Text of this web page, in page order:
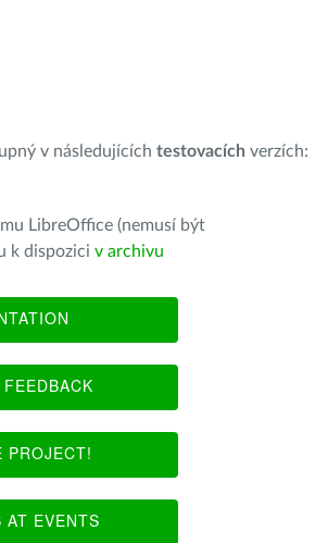
v následujících testovacích verzích:
LibreOffice (nemusí být
k dispozici v archivu
PROJECT!
AT EVENTS